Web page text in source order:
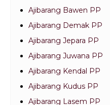
Ajibarang Bawen PP
Ajibarang Demak PP
Ajibarang Jepara PP
Ajibarang Juwana PP
Ajibarang Kendal PP
Ajibarang Kudus PP
Ajibarang Lasem PP